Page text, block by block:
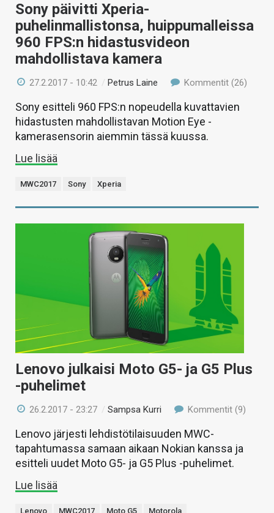
Sony päivitti Xperia-
puhelinmallistonsa, huippumalleissa
960 FPS:n hidastusvideon
mahdollistava kamera
27.2.2017 - 10:42 / Petrus Laine Kommentit (26)
Sony esitteli 960 FPS:n nopeudella kuvattavien
hidastusten mahdollistavan Motion Eye -
kamerasensorin aiemmin tässä kuussa.
Lue lisää
MWC2017 Sony Xperia
Lenovo julkaisi Moto G5- ja G5 Plus
-puhelimet
26.2.2017 - 23:27 /Sampsa Kurri Kommentit (9)
Lenovo järjesti lehdistötilaisuuden MWC-
tapahtumassa samaan aikaan Nokian kanssa ja
esitteli uudet Moto G5- ja G5 Plus -puhelimet.
Lue lisää
Lenovo MWC2017 Moto G5 Motorola